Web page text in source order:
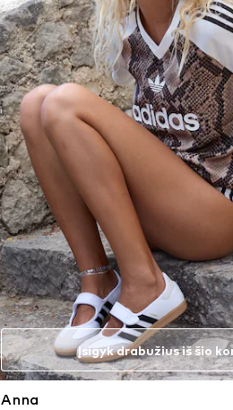
Įsigyk drabužius iš šio
Anna